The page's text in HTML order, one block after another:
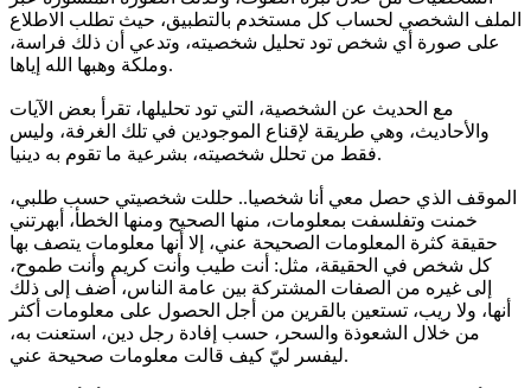
الملف الشخصي لحساب كل مستخدم بالتطبيق، حيث تطلب الاطلاع
على صورة أي شخص تود تحليل شخصيته، وتدعي أن ذلك فراسة،
وملكة وهبها الله إياها.
مع الحديث عن الشخصية، التي تود تحليلها، تقرأ بعض الآيات
والأحاديث، وهي طريقة لإقناع الموجودين في تلك الغرفة، وليس
فقط من تحلل شخصيته، بشرعية ما تقوم به دينيا.
الموقف الذي حصل معي أنا شخصيا.. حللت شخصيتي حسب طلبي،
خمنت وتفلسفت بمعلومات، منها الصحيح ومنها الخطأ، أبهرتني
حقيقة كثرة المعلومات الصحيحة عني، إلا أنها معلومات يتصف بها
كل شخص في الحقيقة، مثل: أنت طيب وأنت كريم وأنت طموح،
إلى غيره من الصفات المشتركة بين عامة الناس، أضف إلى ذلك
أنها، ولا ريب، تستعين بالقرين من أجل الحصول على معلومات أكثر
من خلال الشعوذة والسحر، حسب إفادة رجل دين، استعنت به،
ليفسر ليّ كيف قالت معلومات صحيحة عني.